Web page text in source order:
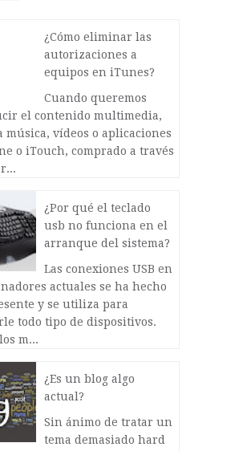
¿Cómo eliminar las
autorizaciones a
equipos en iTunes?
Cuando queremos
el contenido multimedia,
música, vídeos o aplicaciones
o iTouch, comprado a través
¿Por qué el teclado
usb no funciona en el
arranque del sistema?
Las conexiones USB en
actuales se ha hecho
y se utiliza para
todo tipo de dispositivos.
m...
¿Es un blog algo
actual?
Sin ánimo de tratar un
tema demasiado hard